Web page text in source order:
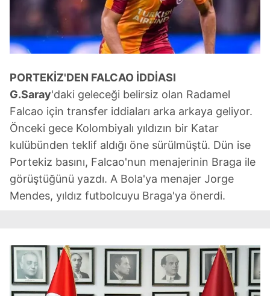
PORTEKİZ'DEN FALCAO İDDİASI
G.Saray'daki geleceği belirsiz olan Radamel
Falcao için transfer iddiaları arka arkaya geliyor.
Önceki gece Kolombiyalı yıldızın bir Katar
kulübünden teklif aldığı öne sürülmüştü. Dün ise
Portekiz basını, Falcao'nun menajerinin Braga ile
görüştüğünü yazdı. A Bola'ya menajer Jorge
Mendes, yıldız futbolcuyu Braga'ya önerdi.